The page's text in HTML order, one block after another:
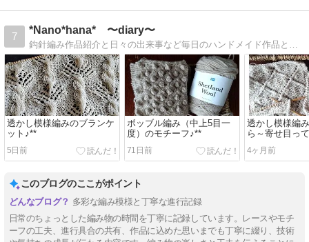
7
*Nano*hana* 〜diary〜
鈎針編み作品紹介と日々の出来事など毎日のハンドメイド作品と、子育てのこと、たまにご飯ネタ
透かし模様編みのブランケ
ット♪**
5日前
ボッブル編み（中上5目一
度）のモチーフ♪**
71日前
透かし模様編
ら～寄せ目っ
4ヶ月前
このブログのここがポイント
多彩な編み模様と丁寧な進行記録
日常のちょっとした編み物の時間を丁寧に記録しています。レースやモチ
ーフの工夫、進行具合の共有、作品に込めた思いまでも丁寧に綴り、技術